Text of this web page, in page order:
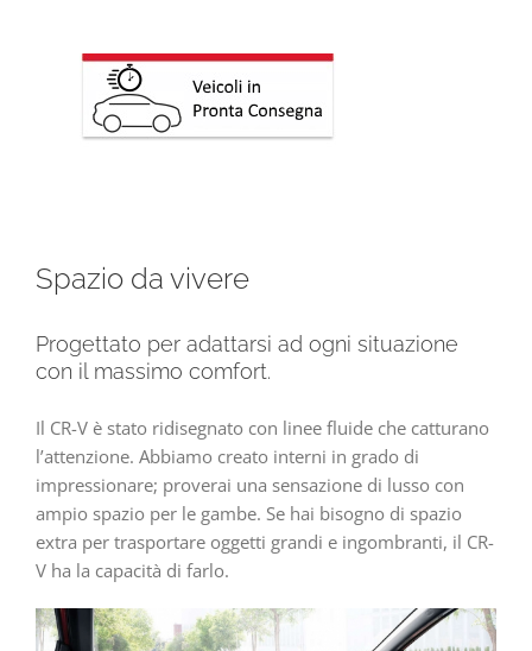
Spazio da vivere
Progettato per adattarsi ad ogni situazione
con il massimo comfort.
Il CR-V è stato ridisegnato con linee fluide che catturano
l’attenzione. Abbiamo creato interni in grado di
impressionare; proverai una sensazione di lusso con
ampio spazio per le gambe. Se hai bisogno di spazio
extra per trasportare oggetti grandi e ingombranti, il CR-
V ha la capacità di farlo.